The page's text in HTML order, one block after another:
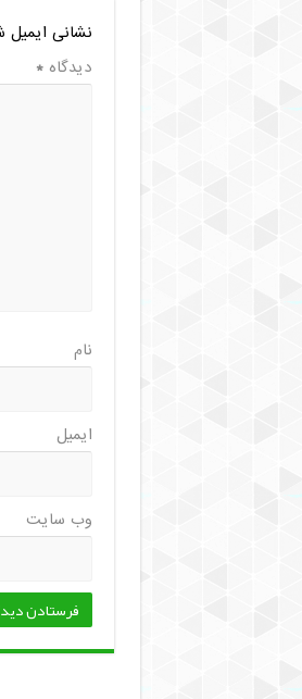
نشانی
دیدگاه*
نام
ایمیل
وب‌ سایت